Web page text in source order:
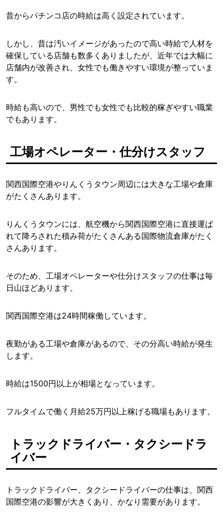
昔からパチンコ店の時給は高く設定されています。
しかし、昔は汚いイメージがあったので高い時給で人材を
確保している店舗も数多くありましたが、近年では大幅に
店舗内が改善され、女性でも働きやすい環境が整っていま
す。
時給も高いので、男性でも女性でも比較的稼ぎやすい職業
でもあります。
工場オペレーター・仕分けスタッフ
関西国際空港やりんくうタウン周辺には大きな工場や倉庫
がたくさんあります。
りんくうタウンには、航空機から関西国際空港に直接運ば
れて降ろされた積み荷がたくさんある国際物流倉庫がたく
さんあります。
そのため、工場オペレーターや仕分けスタッフの仕事は毎
日山ほどあります。
関西国際空港は24時間稼働しています。
夜勤がある工場や倉庫があるので、その分高い時給が発生
します。
時給は1500円以上が相場となっています。
フルタイムで働く月給25万円以上稼げる職場もあります。
トラックドライバー・タクシードラ
イバー
トラックドライバー、タクシードライバーの仕事は、関西
国際空港の影響が大きくあり、かなり需要があります。